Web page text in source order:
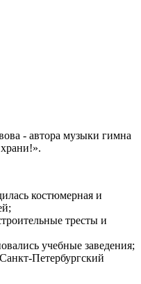
- автора музыки гимна
костюмерная и
тресты и
учебные заведения;